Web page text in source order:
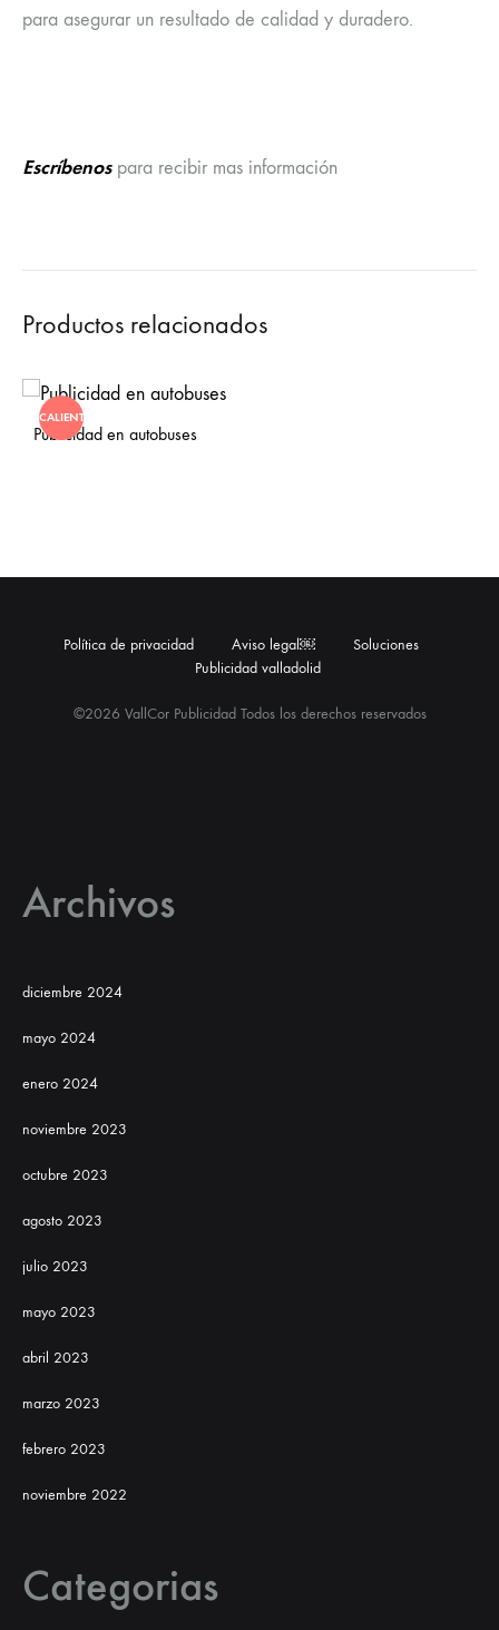
para asegurar un resultado de calidad y duradero.
Escríbenos para recibir mas información
Productos relacionados
CALIENTE
Publicidad en autobuses
©2026 VallCor Publicidad Todos los derechos reservados
Política de privacidad Aviso legal￼
Soluciones
Publicidad valladolid
Archivos
diciembre 2024
mayo 2024
enero 2024
noviembre 2023
octubre 2023
agosto 2023
julio 2023
mayo 2023
abril 2023
marzo 2023
febrero 2023
noviembre 2022
Categorias